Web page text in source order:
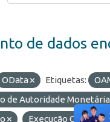
de dados
OData Etiquetas:
de Autoridade Monetária
Execução